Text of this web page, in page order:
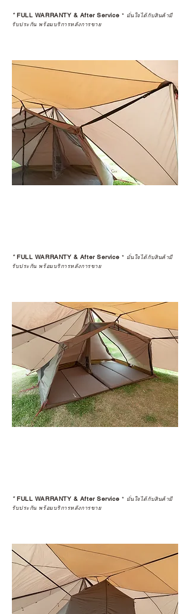
*FULL WARRANTY & After Service * มั่นใจได้กับสินค้ามี
รับประกัน พร้อมบริการหลังการขาย
*FULL WARRANTY & After Service * มั่นใจได้กับสินค้ามี
รับประกัน พร้อมบริการหลังการขาย
*FULL WARRANTY & After Service * มั่นใจได้กับสินค้ามี
รับประกัน พร้อมบริการหลังการขาย